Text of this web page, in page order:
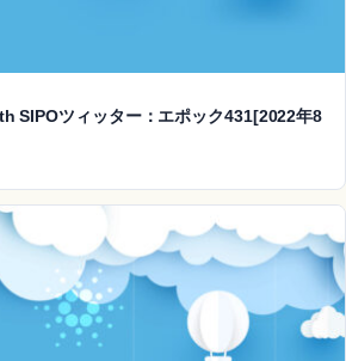
SIPOツィッター：エポック431[2022年8